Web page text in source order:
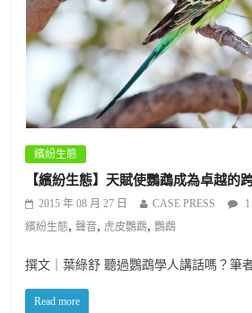
繽紛生態
【繽紛生態】天賦使鸚鵡成為卓越的
2015 年 08 月 27 日 CASE PRESS
繽紛生態,聲音, 虎皮鸚鵡,鸚鵡
撰文｜葉綠舒 聽過鸚鵡學人講話嗎？筆
Read more